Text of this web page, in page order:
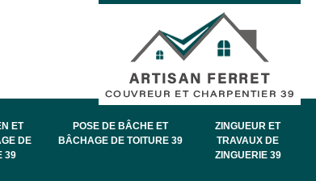
ET
DE
39
POSE DE BÂCHE ET
BÂCHAGE DE TOITURE 39
ZINGUEUR ET
TRAVAUX DE
ZINGUERIE 39